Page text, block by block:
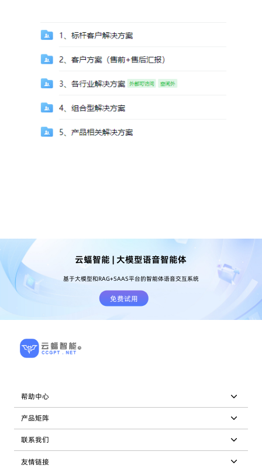
云蝠智能 | 大模型语音智能体
基于大模型和RAG+SAAS平台的智能体语音交互系统
免费试用
帮助中心
产品矩阵
联系我们
友情链接